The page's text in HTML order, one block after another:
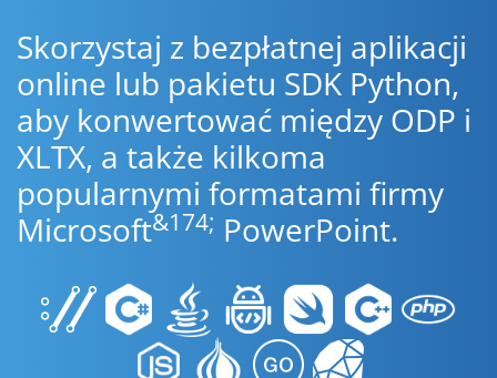
Skorzystaj z bezpłatnej aplikacji
online lub pakietu SDK Python,
aby konwertować między ODP i
XLTX, a także kilkoma
popularnymi formatami firmy
Microsoft&174; PowerPoint.